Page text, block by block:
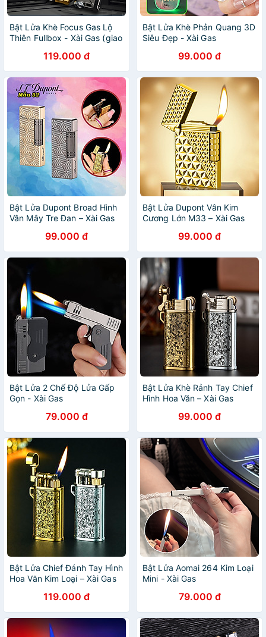
Bật Lửa Khè Focus Gas Lộ
Thiên Fullbox - Xài Gas (giao
119.000 đ
Bật Lửa Khè Phản Quang 3D
Siêu Đẹp - Xài Gas
99.000 đ
Bật Lửa Dupont Broad Hình
Vân Mây Tre Đan – Xài Gas
99.000 đ
Bật Lửa Dupont Vân Kim
Cương Lớn M33 – Xài Gas
99.000 đ
Bật Lửa 2 Chế Độ Lửa Gấp
Gọn - Xài Gas
79.000 đ
Bật Lửa Khè Rảnh Tay Chief
Hình Hoa Văn – Xài Gas
99.000 đ
Bật Lửa Chief Đánh Tay Hình
Hoa Văn Kim Loại – Xài Gas
119.000 đ
Bật Lửa Aomai 264 Kim Loại
Mini - Xài Gas
79.000 đ